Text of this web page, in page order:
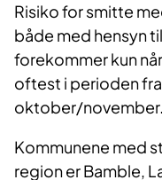
Risiko for smitte
både med hensyn
forekommer kun
oftest i perioden
oktober/november.
Kommunene med
region er Bamble,